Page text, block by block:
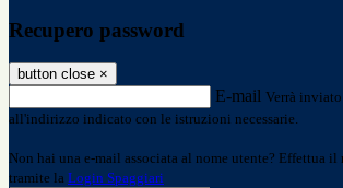
Recupero password
button close ×
E-mail Verrà
all'indirizzo indicato con le istruzioni necessarie.
Non hai una e-mail associata al nome utente? Effettua il
tramite la Login Spaggiari